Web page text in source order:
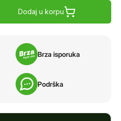
Dodaj u korpu
Brza isporuka
Podrška